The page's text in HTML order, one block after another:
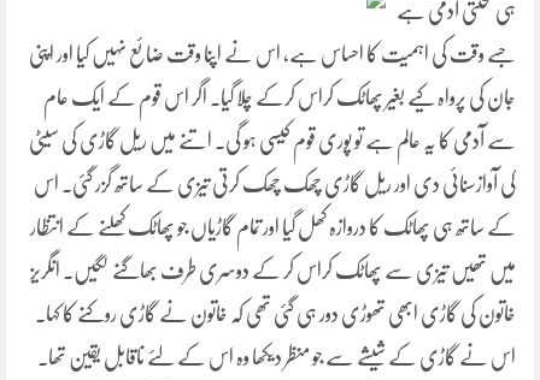
ہی محنتی آدمی ہے
جسے وقت کی اہمیت کا احساس ہے، اس نے اپنا وقت ضائع نہیں کیا اور اپنی
جان کی پرواہ کیے بغیر پھاٹک کراس کرکے چلا گیا۔ اگر اس قوم کے ایک عام
سے آدمی کا یہ عالم ہے تو پوری قوم کیسی ہو گی۔ اتنے میں ریل گاڑی کی سیٹی
کی آوازسنائی دی اور ریل گاڑی چھک چھک کرتی تیزی کے ساتھ گزر گئی۔ اس
کے ساتھ ہی پھاٹک کا دروازہ کھل گیا اور تمام گاڑیاں جو پھاٹک کھلنے کے انتظار
میں تھیں تیزی سے پھاٹک کراس کر کے دوسری طرف بھاگنے لگیں۔ انگریز
خاتون کی گاڑی ابھی تھوڑی دور ہی گئی تھی کہ خاتون نے گاڑی روکنے کا کہا۔
اس نے گاڑی کے شیشے سے جو منظر دیکھا وہ اس کے لئے ناقابل یقین تھا۔